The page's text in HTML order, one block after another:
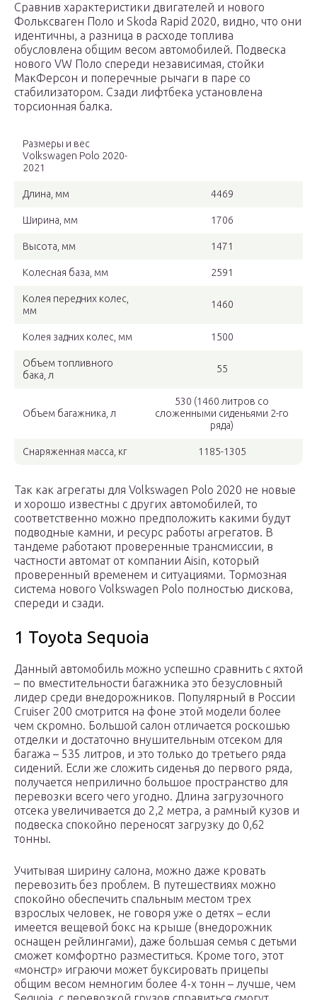
Сравнив характеристики двигателей и нового
Фольксваген Поло и Skoda Rapid 2020, видно, что они
идентичны, а разница в расходе топлива
обусловлена общим весом автомобилей. Подвеска
нового VW Поло спереди независимая, стойки
МакФерсон и поперечные рычаги в паре со
стабилизатором. Сзади лифтбека установлена
торсионная балка.
Размеры и вес
Volkswagen Polo 2020-
2021
Длина, мм 4469
Ширина, мм 1706
Высота, мм 1471
Колесная база, мм 2591
Колея передних колес,
мм
1460
Колея задних колес, мм 1500
Объем топливного
бака, л
55
Объем багажника, л
530 (1460 литров со
сложенными сиденьями 2-го
ряда)
Снаряженная масса, кг 1185-1305
Так как агрегаты для Volkswagen Polo 2020 не новые
и хорошо известны с других автомобилей, то
соответственно можно предположить какими будут
подводные камни, и ресурс работы агрегатов. В
тандеме работают проверенные трансмиссии, в
частности автомат от компании Aisin, который
проверенный временем и ситуациями. Тормозная
система нового Volkswagen Polo полностью дискова,
спереди и сзади.
1 Toyota Sequoia
Данный автомобиль можно успешно сравнить с яхтой
– по вместительности багажника это безусловный
лидер среди внедорожников. Популярный в России
Cruiser 200 смотрится на фоне этой модели более
чем скромно. Большой салон отличается роскошью
отделки и достаточно внушительным отсеком для
багажа – 535 литров, и это только до третьего ряда
сидений. Если же сложить сиденья до первого ряда,
получается неприлично большое пространство для
перевозки всего чего угодно. Длина загрузочного
отсека увеличивается до 2,2 метра, а рамный кузов и
подвеска спокойно переносят загрузку до 0,62
тонны.
Учитывая ширину салона, можно даже кровать
перевозить без проблем. В путешествиях можно
спокойно обеспечить спальным местом трех
взрослых человек, не говоря уже о детях – если
имеется вещевой бокс на крыше (внедорожник
оснащен рейлингами), даже большая семья с детьми
сможет комфортно разместиться. Кроме того, этот
«монстр» играючи может буксировать прицепы
общим весом немногим более 4-х тонн – лучше, чем